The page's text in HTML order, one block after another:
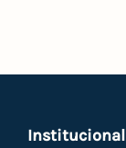
Institucional